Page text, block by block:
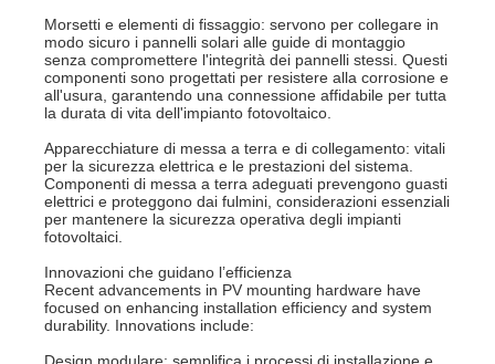
Morsetti e elementi di fissaggio: servono per collegare in
modo sicuro i pannelli solari alle guide di montaggio
senza compromettere l'integrità dei pannelli stessi. Questi
componenti sono progettati per resistere alla corrosione e
all'usura, garantendo una connessione affidabile per tutta
la durata di vita dell'impianto fotovoltaico.
Apparecchiature di messa a terra e di collegamento: vitali
per la sicurezza elettrica e le prestazioni del sistema.
Componenti di messa a terra adeguati prevengono guasti
elettrici e proteggono dai fulmini, considerazioni essenziali
per mantenere la sicurezza operativa degli impianti
fotovoltaici.
Innovazioni che guidano l’efficienza
Recent advancements in PV mounting hardware have
focused on enhancing installation efficiency and system
durability. Innovations include: